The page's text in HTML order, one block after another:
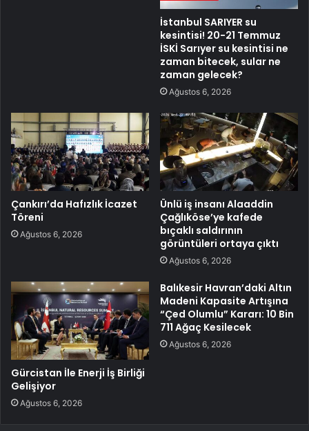
İstanbul SARIYER su
kesintisi! 20-21 Temmuz
İSKİ Sarıyer su kesintisi ne
zaman bitecek, sular ne
zaman gelecek?
Ağustos 6, 2026
Çankırı’da Hafızlık İcazet
Töreni
Ağustos 6, 2026
Ünlü iş insanı Alaaddin
Çağlıköse’ye kafede
bıçaklı saldırının
görüntüleri ortaya çıktı
Ağustos 6, 2026
Gürcistan İle Enerji İş Birliği
Gelişiyor
Ağustos 6, 2026
Balıkesir Havran’daki Altın
Madeni Kapasite Artışına
“Çed Olumlu” Kararı: 10 Bin
711 Ağaç Kesilecek
Ağustos 6, 2026